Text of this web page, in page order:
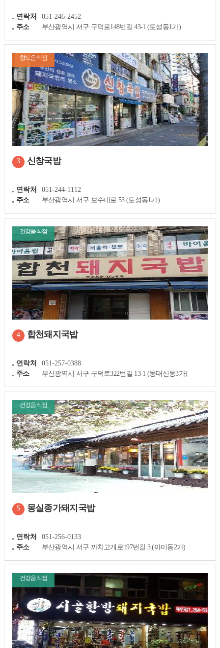
연락처
051-246-2452
주소
부산광역시 서구 구덕로148번길 43-1 (토성동1가)
향토음식점
3 신창국밥
연락처
051-244-1112
주소
부산광역시 서구 보수대로 53 (토성동1가)
건강음식점
4 합천돼지국밥
연락처
051-257-0388
주소
부산광역시 서구 구덕로322번길 13-1 (동대신동3가)
건강음식점
5 몽실종가돼지국밥
연락처
051-256-0133
주소
부산광역시 서구 까치고개로197번길 3 (아미동2가)
건강음식점